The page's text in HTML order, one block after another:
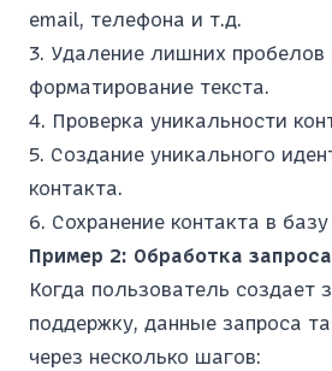
email, телефона и т.д.
Удаление лишних пробелов
форматирование текста.
Проверка уникальности
Создание уникального
контакта.
Сохранение контакта в
Пример 2: Обработка
Когда пользователь создает
поддержку, данные запроса
через несколько шагов: